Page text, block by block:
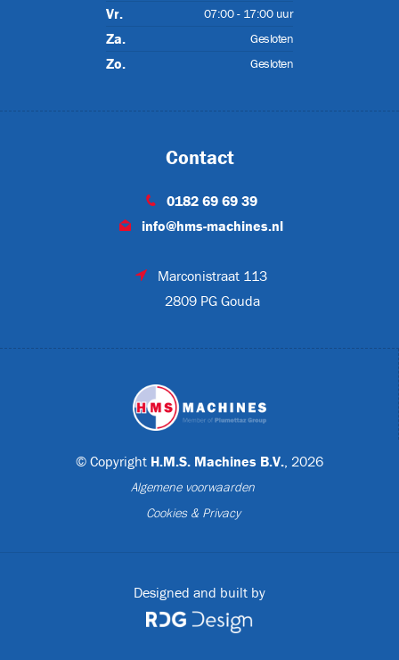
Vr. 07:00 - 17:00 uur
Za. Gesloten
Zo. Gesloten
Contact
0182 69 69 39
info@hms-machines.nl
Marconistraat 113
2809 PG Gouda
© Copyright H.M.S. Machines B.V. , 2026
Algemene voorwaarden
Cookies & Privacy
Designed and built by